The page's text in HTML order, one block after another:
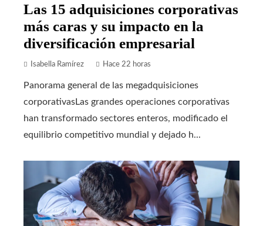
Las 15 adquisiciones corporativas
más caras y su impacto en la
diversificación empresarial
Isabella Ramírez Hace 22 horas
Panorama general de las megadquisiciones
corporativasLas grandes operaciones corporativas
han transformado sectores enteros, modificado el
equilibrio competitivo mundial y dejado h...